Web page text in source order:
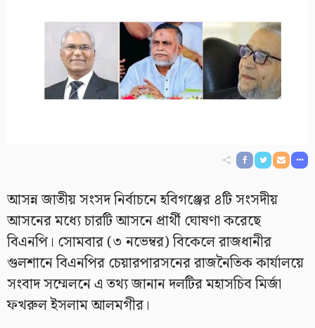
আসন্ন জাতীয় সংসদ নির্বাচনে হবিগঞ্জের ৪টি সংসদীয়
আসনের মধ্যে চারটি আসনে প্রার্থী ঘোষণা করেছে
বিএনপি। সোমবার (৩ নভেম্বর) বিকেলে রাজধানীর
গুলশানে বিএনপির চেয়ারপারসনের রাজনৈতিক কার্যালয়ে
সংবাদ সম্মেলনে এ তথ্য জানান দলটির মহাসচিব মির্জা
ফখরুল ইসলাম আলমগীর।